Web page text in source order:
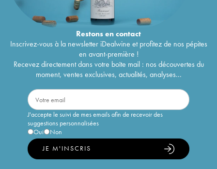
Restons encontact
Inscrivez-vous à la newsletter iDealwine et profitez de nos pépites
en avant-première !
Recevez directement dans votre boîte mail : nos découvertes du
moment, ventes exclusives, actualités, analyses...
J'accepte le suivi de mes emails afin de recevoir des
suggestions personnalisées
Oui
Non
JE M'INSCRIS